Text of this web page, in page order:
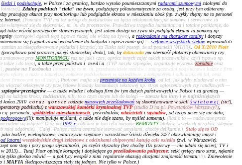
śledzi i podsłuchuje, w Polsce i za granicą, bardzo wysoko poumieszczanymi radarami szumowymi zdolnymi do
lotniczej) Zdalny podsłuch "ciała" na żywo , podążający półautomatycznie za osobą, jest przy tym odbierany
pracujący akurat przy monitoringu lub podglądzie ekranu w mieszkaniu obok (np. zwykły chętny na to personel
Internet. (Ponadto TVP ma też dostęp do podsłuchów na łącza telekomunikacyjne domowe i serwerowe za
włamywać się do elektroniki, m. in. do procesorów. Prawdziwa tragedia humanitarna i totalne poniżanie, do
także wśród przestępców stowarzyszonych, jest zatem dostęp na żywo do podglądu ekranu za pomocą np.
(szeregowi agenci tego typowo raczej nie widzą na żywo) , a rozkradanie ma charakter totalnyi dotyczy
się (sygnalizować wchodzenie do budynku i opuszczanie go) — szefowie wszystkich szefów wprowadzili
zamian za nieegzekwowanie podatku i korzyści; za Tuska taki postęp, że aż podnieśli VAT(!!!)) Od X/2010 Piotr
pod pozorem jakiejś studenckiej draki), tak, by dokuczała mu obecność plotkarzy-obmawiaczy czy
zmianowa przy MONITORINGUraz na jakiś czas, oprócz innych zajęć takich pracowników, czyli typowo np.
także i do tego) , a także przez państwo i media (TVP nasyła szpiegów, organizuje występki/zbrodnieoraz
postów na Facebooku [obserwują to m. in. przedstawiciele mediów i zaangażowani podsłuchowo ludzie z firm
ofiary, a także o tamtejszej komórce podsłuchowej w sąsiedztwie, z komputerem i odbiornikiem fal, oraz
firmowymi na ulicach] ; Piotrowi mafia się prezentuje na każdym kroku , od lat, jak gdyby plotkował o nim
włączać selektywne czy przejściowe blokady komunikacji tekstowej np. stron ogłoszeniowych czy randkowych —
szpiegów-przestępców — a także władze i obsługa firm (w tym dużych państwowych) w Polsce i za granicą —
na każdym kroku, codziennie , niby to o czym innym lub do kolegi — zawsze kto inny i w najróżniejszych
końca 2010 coraz gorsze rodzaje masowych prześladowań są skoordynowane w skali światowej (sic!)
podsłuchu) z warszawskiej komórki kryminalnej TVP (studio D na pl. Powstańców Warszawy?)
personelu, spółdzielni mieszkaniowych , pośredników, właścicieli i sąsiadów , od czego uciec się nie dało;
podprogowy(!!!): manipuluje myślami, a także nie daje szans, by myśleć samemu). (Radio to — nadawane przez
cudem się włącza? Otóż po 1997 r. robiono w tym celu masowe REMONTYbloków, wszelkich urzędów, sklepów
odgórnie). "Całej" Polsce można centralnie sterować umysłami, choćby delikatnie.) Stało się to OD
jako bodźce, wielogłosowe, natarczywie szeptane i wrzaskliwe ścieżki dźwięku 24/7 obezwładniają umysł i
od latarni wszędobylskie drągi żelbetowe z odcinkami chipowymi katują całe osiedla (zwł. w Warszawie).
non stop i przy progu słyszalności, po części słyszalny (bez choćby 10s przerwy — nie udało się uciec); TV i
2013)... Tutaj Piotr opisuje korupcję i dotykające go prześladowania polityczne: setki tysięcy euro strat, nękanie
tylko głośno mówić — a politycy wespół z nimi regularnie okazują aluzjami znajomość tematu(!!!) . Zniewolenie
i MAFIA śledząco-niszcząca stały się jednym. Nie tylko w Polsce.)